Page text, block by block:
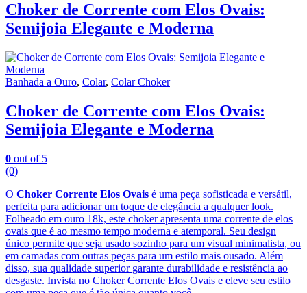
Choker de Corrente com Elos Ovais:
Semijoia Elegante e Moderna
Banhada a Ouro, Colar, Colar Choker
Choker de Corrente com Elos Ovais:
Semijoia Elegante e Moderna
0 out of 5
(0)
O Choker Corrente Elos Ovais é uma peça sofisticada e versátil,
perfeita para adicionar um toque de elegância a qualquer look.
Folheado em ouro 18k, este choker apresenta uma corrente de elos
ovais que é ao mesmo tempo moderna e atemporal. Seu design
único permite que seja usado sozinho para um visual minimalista, ou
em camadas com outras peças para um estilo mais ousado. Além
disso, sua qualidade superior garante durabilidade e resistência ao
desgaste. Invista no Choker Corrente Elos Ovais e eleve seu estilo